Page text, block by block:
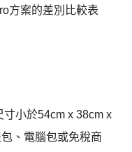
方案的差別比較表
小於54cm x 38cm x
、電腦包或免稅商